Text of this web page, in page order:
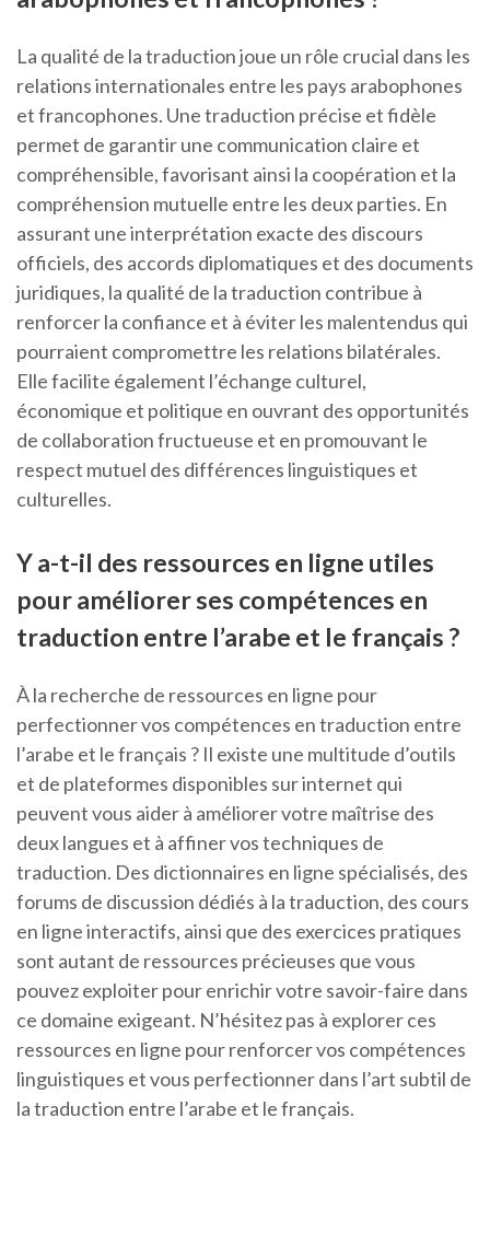
La qualité de la traduction joue un rôle crucial dans les
relations internationales entre les pays arabophones
et francophones. Une traduction précise et fidèle
permet de garantir une communication claire et
compréhensible, favorisant ainsi la coopération et la
compréhension mutuelle entre les deux parties. En
assurant une interprétation exacte des discours
officiels, des accords diplomatiques et des documents
juridiques, la qualité de la traduction contribue à
renforcer la confiance et à éviter les malentendus qui
pourraient compromettre les relations bilatérales.
Elle facilite également l’échange culturel,
économique et politique en ouvrant des opportunités
de collaboration fructueuse et en promouvant le
respect mutuel des différences linguistiques et
culturelles.
Y a-t-il des ressources en ligne utiles
pour améliorer ses compétences en
traduction entre l’arabe et le français ?
À la recherche de ressources en ligne pour
perfectionner vos compétences en traduction entre
l’arabe et le français ? Il existe une multitude d’outils
et de plateformes disponibles sur internet qui
peuvent vous aider à améliorer votre maîtrise des
deux langues et à affiner vos techniques de
traduction. Des dictionnaires en ligne spécialisés, des
forums de discussion dédiés à la traduction, des cours
en ligne interactifs, ainsi que des exercices pratiques
sont autant de ressources précieuses que vous
pouvez exploiter pour enrichir votre savoir-faire dans
ce domaine exigeant. N’hésitez pas à explorer ces
ressources en ligne pour renforcer vos compétences
linguistiques et vous perfectionner dans l’art subtil de
la traduction entre l’arabe et le français.